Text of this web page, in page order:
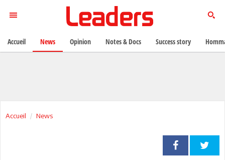
Accueil News
Accueil News Opinion Notes & Docs Success story